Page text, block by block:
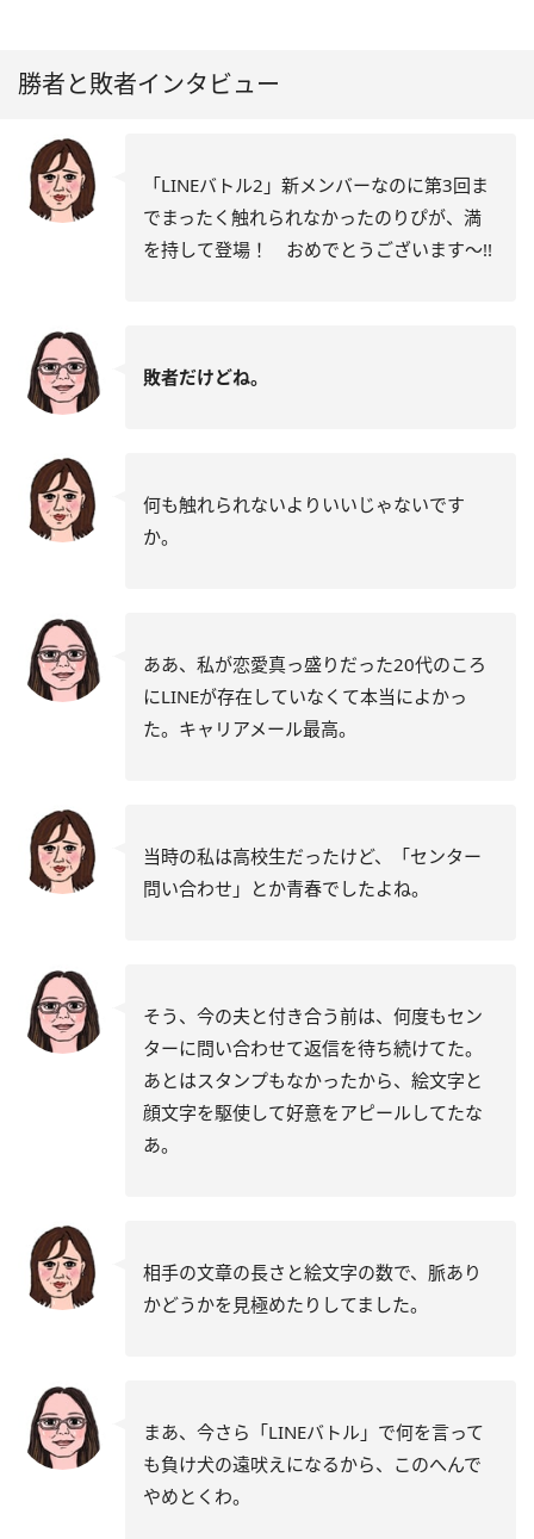
勝者と敗者インタビュー
「LINEバトル2」新メンバーなのに第3回ま
でまったく触れられなかったのりぴが、満
を持して登場！ おめでとうございます～!!
敗者だけどね。
何も触れられないよりいいじゃないです
か。
ああ、私が恋愛真っ盛りだった20代のころ
にLINEが存在していなくて本当によかっ
た。キャリアメール最高。
当時の私は高校生だったけど、「センター
問い合わせ」とか青春でしたよね。
そう、今の夫と付き合う前は、何度もセン
ターに問い合わせて返信を待ち続けてた。
あとはスタンプもなかったから、絵文字と
顔文字を駆使して好意をアピールしてたな
あ。
相手の文章の長さと絵文字の数で、脈あり
かどうかを見極めたりしてました。
まあ、今さら「LINEバトル」で何を言って
も負け犬の遠吠えになるから、このへんで
やめとくわ。